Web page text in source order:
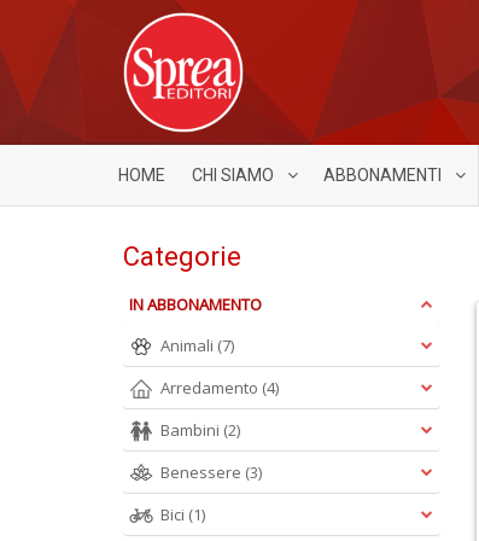
HOME CHI SIAMO ABBONAMENTI
Categorie
IN ABBONAMENTO
Animali (7)
Arredamento (4)
Bambini (2)
Benessere (3)
Bici (1)